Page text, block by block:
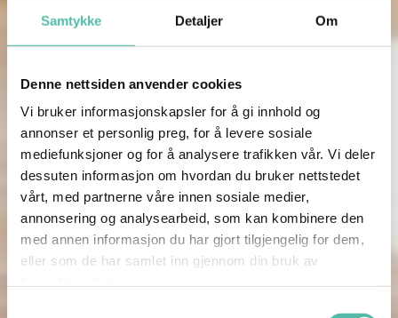
Samtykke Detaljer Om
Denne nettsiden anvender cookies
Vi bruker informasjonskapsler for å gi innhold og
annonser et personlig preg, for å levere sosiale
mediefunksjoner og for å analysere trafikken vår. Vi deler
dessuten informasjon om hvordan du bruker nettstedet
vårt, med partnerne våre innen sosiale medier,
annonsering og analysearbeid, som kan kombinere den
med annen informasjon du har gjort tilgjengelig for dem,
eller som de har samlet inn gjennom din bruk av